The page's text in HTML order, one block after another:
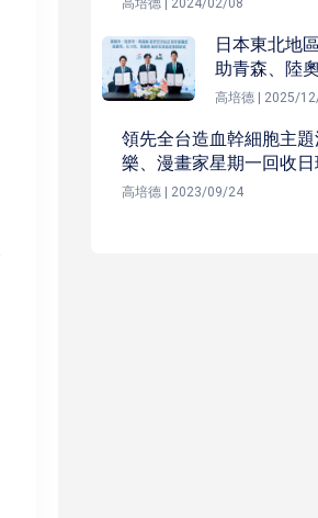
高培德 | 2024/02/08
日本東北地
助青森、陸
高培德 | 2025/
領先全台造血幹細胞主
樂、漫畫家星期一回收
高培德 | 2023/09/24